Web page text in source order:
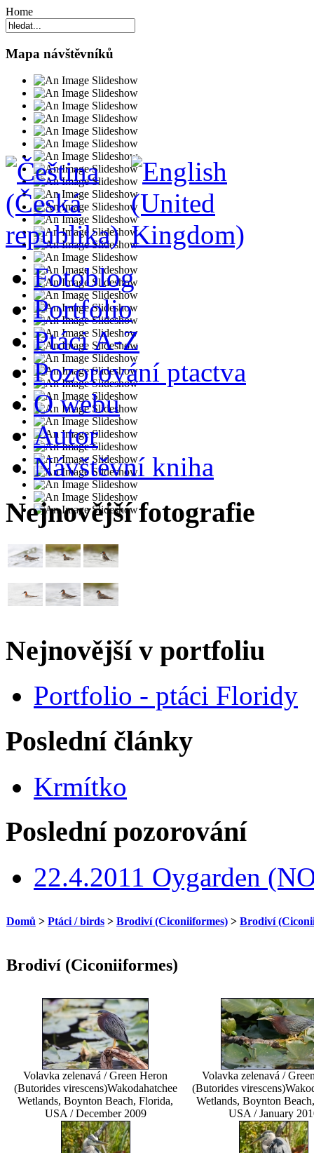
Home
Mapa návštěvníků
Fotoblog
Portfolio
Ptáci A-Z
Pozorování ptactva
O webu
Autor
Návštěvní kniha
Nejnovější fotografie
Nejnovější v portfoliu
Portfolio - ptáci Floridy
Poslední články
Krmítko
Poslední pozorování
22.4.2011 Oygarden
Domů > Ptáci / birds > Brodiví (Ciconiiformes) > Brodiví
Brodiví (Ciconiiformes)
Volavka zelenavá / Green Heron
(Butorides virescens)Wakodahatchee
Wetlands, Boynton Beach, Florida,
USA / December 2009
Volavka zelenavá /
(Butorides virescens)
Wetlands, Boynton
USA / January